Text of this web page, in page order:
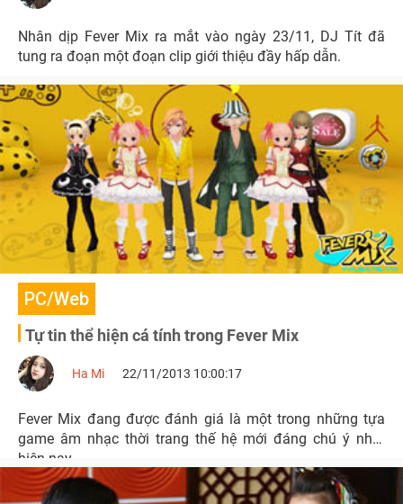
Nhân dịp Fever Mix ra mắt vào ngày 23/11, DJ Tít đã
tung ra đoạn một đoạn clip giới thiệu đầy hấp dẫn.
PC/Web
Tự tin thể hiện cá tính trong Fever Mix
Ha Mi 22/11/2013 10:00:17
Fever Mix đang được đánh giá là một trong những tựa
game âm nhạc thời trang thế hệ mới đáng chú ý nhất
hiện nay.